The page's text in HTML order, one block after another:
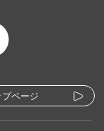
ページ